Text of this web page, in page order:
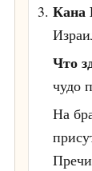
Кана
Что
чудо
На